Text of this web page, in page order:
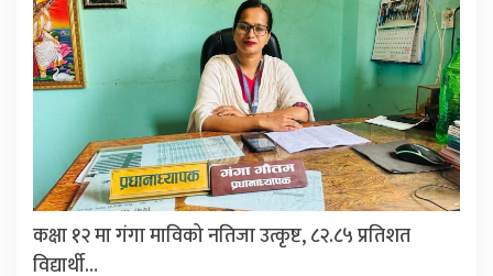
कक्षा १२ मा गंगा माविको नतिजा उत्कृष्ट, ८२.८५ प्रतिशत
विद्यार्थी…